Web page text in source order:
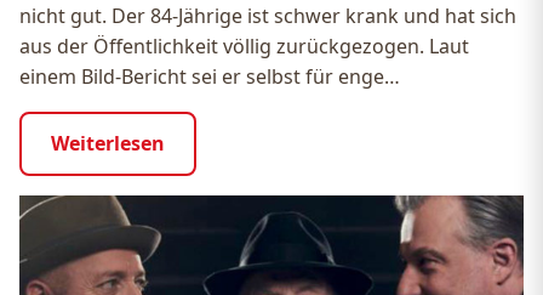
nicht gut. Der 84-Jährige ist schwer krank und hat sich
aus der Öffentlichkeit völlig zurückgezogen. Laut
einem Bild-Bericht sei er selbst für enge…
Weiterlesen